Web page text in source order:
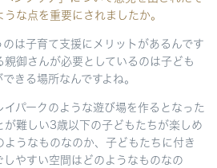
な点を重要にされましたか。
は子育て支援にメリットがあるんです
御さんが必要としているのは子ども
きる場所なんですよね。
パークのような遊び場を作るとなった
が難しい3歳以下の子どもたちが楽しめ
ようなものなのか、子どもたちに付き
やすい空間はどのようなものなの